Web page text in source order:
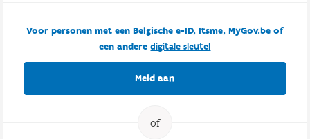
Voor personen met een Belgische e-ID, Itsme, MyGov.be of
een anderedigitale sleutel
Meld aan